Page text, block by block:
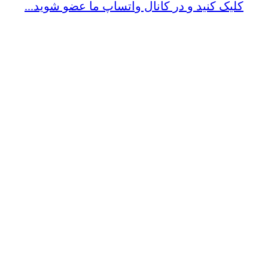
کلیک کنید و در کانال واتساپ ما عضو شوید...